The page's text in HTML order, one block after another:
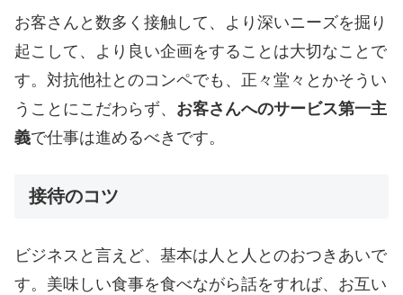
お客さんと数多く接触して、より深いニーズを掘り
起こして、より良い企画をすることは大切なことで
す。対抗他社とのコンペでも、正々堂々とかそうい
うことにこだわらず、 お客さんへのサービス第一主
義で仕事は進めるべきです。
接待のコツ
ビジネスと言えど、基本は人と人とのおつきあいで
す。美味しい食事を食べながら話をすれば、お互い